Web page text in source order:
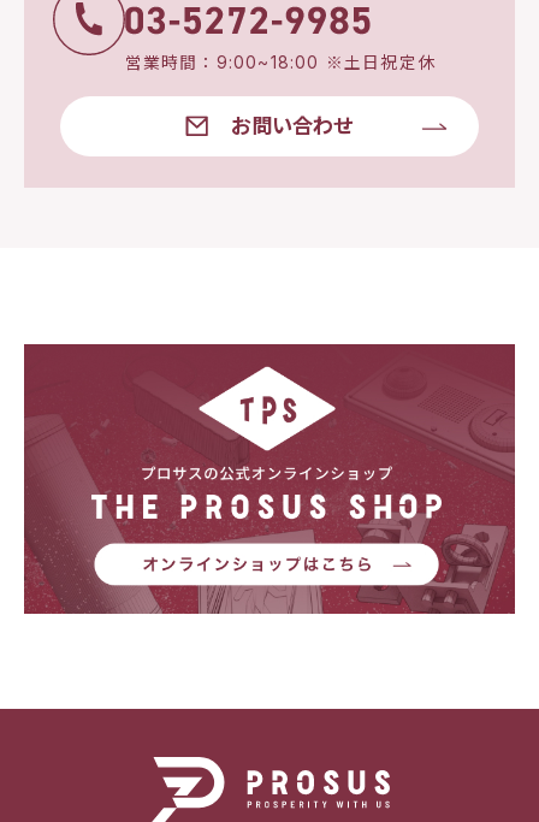
営業時間：9:00~18:00 ※土日祝定休
お問い合わせ